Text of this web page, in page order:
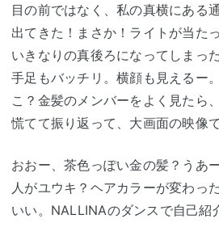
目の前ではなく、私の真横にある
出てきた！まさか！ライトが当た
いきなりの真後ろになってしまっ
手足もバッチリ。横顔も見えるー
こ？金髪のメンバーをよく見たら
慌てて振り返って、大画面の映像
おおー、茶色っぽい金の髪？うあ
人がユウキ？ヘアカラーが変わっ
いい。NALLINAのダンスで自己紹